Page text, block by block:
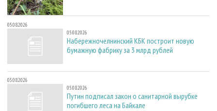
05.08.2026
05.08.2026
Набережночелнинский КБК построит новую
бумажную фабрику за 3 млрд рублей
05.08.2026
05.08.2026
Путин подписал закон о санитарной вырубке
погибшего леса на Байкале